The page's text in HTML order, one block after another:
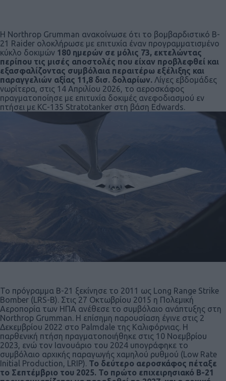
Η Northrop Grumman ανακοίνωσε ότι το βομβαρδιστικό B-
21 Raider ολοκλήρωσε με επιτυχία έναν προγραμματισμένο
κύκλο δοκιμών 180 ημερών σε μόλις 73, εκτελώντας
περίπου τις μισές αποστολές που είχαν προβλεφθεί και
εξασφαλίζοντας συμβόλαια περαιτέρω εξέλιξης και
παραγγελιών αξίας 11,8 δισ. δολαρίων. Λίγες εβδομάδες
νωρίτερα, στις 14 Απριλίου 2026, το αεροσκάφος
πραγματοποίησε με επιτυχία δοκιμές ανεφοδιασμού εν
πτήσει με KC-135 Stratotanker στη βάση Edwards.
Το πρόγραμμα B-21 ξεκίνησε το 2011 ως Long Range Strike
Bomber (LRS-B). Στις 27 Οκτωβρίου 2015 η Πολεμική
Αεροπορία των ΗΠΑ ανέθεσε το συμβόλαιο ανάπτυξης στη
Northrop Grumman. Η επίσημη παρουσίαση έγινε στις 2
Δεκεμβρίου 2022 στο Palmdale της Καλιφόρνιας. Η
παρθενική πτήση πραγματοποιήθηκε στις 10 Νοεμβρίου
2023, ενώ τον Ιανουάριο του 2024 υπογράφηκε το
συμβόλαιο αρχικής παραγωγής χαμηλού ρυθμού (Low Rate
Initial Production, LRIP). Το δεύτερο αεροσκάφος πέταξε
το Σεπτέμβριο του 2025. Το πρώτο επιχειρησιακό B-21